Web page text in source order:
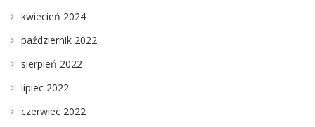
kwiecień 2024
październik 2022
sierpień 2022
lipiec 2022
czerwiec 2022